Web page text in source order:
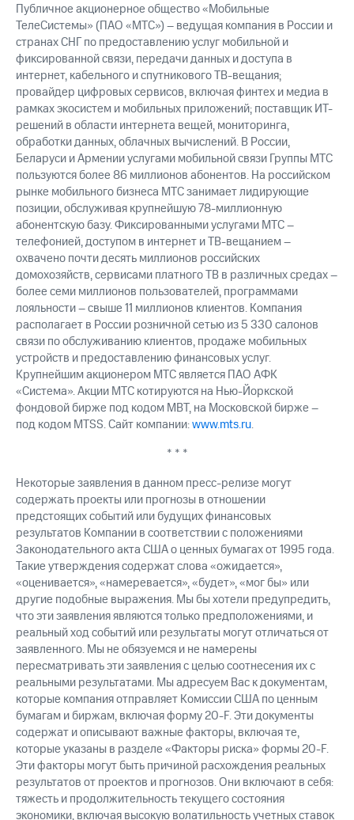
акций
Описание
Программа
приобретения
Порядок
выкупа
акций
Дивиденды
Рынок
облигаций
Описание
Еврооблигации-2023
Уведомление
о
погашении
именных
облигаций
Другое
Регистратор
Реквизиты
Контакты
развитие
деловая этика
На главную
Публичное акционерное общество «Мобильные
ТелеСистемы» (ПАО «МТС») – ведущая компания в России и
странах СНГ по предоставлению услуг мобильной и
фиксированной связи, передачи данных и доступа в
интернет, кабельного и спутникового ТВ-вещания;
провайдер цифровых сервисов, включая финтех и медиа в
рамках экосистем и мобильных приложений; поставщик ИТ-
решений в области интернета вещей, мониторинга,
обработки данных, облачных вычислений. В России,
Беларуси и Армении услугами мобильной связи Группы МТС
пользуются более 86 миллионов абонентов. На российском
рынке мобильного бизнеса МТС занимает лидирующие
позиции, обслуживая крупнейшую 78-миллионную
абонентскую базу. Фиксированными услугами МТС –
телефонией, доступом в интернет и ТВ-вещанием –
охвачено почти десять миллионов российских
домохозяйств, сервисами платного ТВ в различных средах –
более семи миллионов пользователей, программами
лояльности – свыше 11 миллионов клиентов. Компания
располагает в России розничной сетью из 5 330 салонов
связи по обслуживанию клиентов, продаже мобильных
устройств и предоставлению финансовых услуг.
Крупнейшим акционером МТС является ПАО АФК
«Система». Акции МТС котируются на Нью-Йоркской
фондовой бирже под кодом MBT, на Московской бирже –
под кодом MTSS. Сайт компании:www.mts.ru.
* * *
Некоторые заявления в данном пресс-релизе могут
содержать проекты или прогнозы в отношении
предстоящих событий или будущих финансовых
результатов Компании в соответствии с положениями
Законодательного акта США о ценных бумагах от 1995 года.
Такие утверждения содержат слова «ожидается»,
«оценивается», «намеревается», «будет», «мог бы» или
другие подобные выражения. Мы бы хотели предупредить,
что эти заявления являются только предположениями, и
реальный ход событий или результаты могут отличаться от
заявленного. Мы не обязуемся и не намерены
пересматривать эти заявления с целью соотнесения их с
реальными результатами. Мы адресуем Вас к документам,
которые компания отправляет Комиссии США по ценным
бумагам и биржам, включая форму 20-F. Эти документы
содержат и описывают важные факторы, включая те,
которые указаны в разделе «Факторы риска» формы 20-F.
Эти факторы могут быть причиной расхождения реальных
результатов от проектов и прогнозов. Они включают в себя:
тяжесть и продолжительность текущего состояния
экономики, включая высокую волатильность учетных ставок